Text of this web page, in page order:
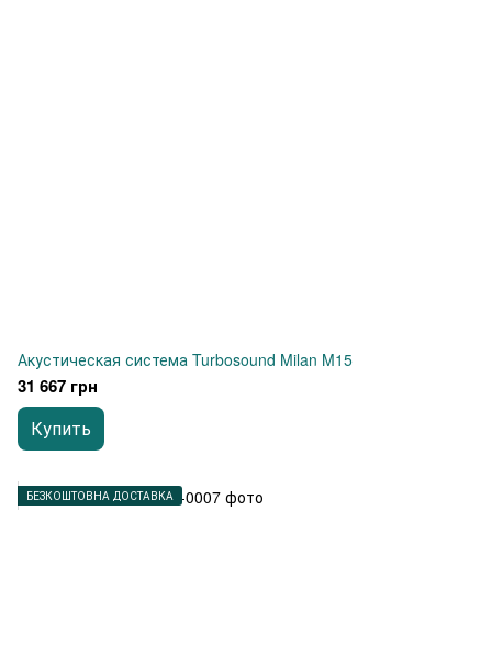
Акустическая система Turbosound Milan M15
31 667 грн
Купить
БЕЗКОШТОВНА ДОСТАВКА